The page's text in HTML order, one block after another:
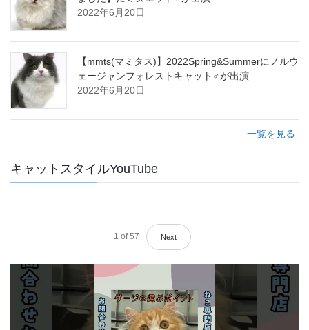
2022年6月20日
【mmts(マミタス)】2022Spring&Summerにノルウ
ェージャンフォレストキャット♂が出演
2022年6月20日
一覧を見る
キャットスタイルYouTube
1 of 57 Next